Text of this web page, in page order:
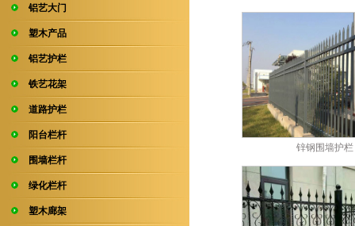
铝艺大门
塑木产品
铝艺护栏
铁艺花架
道路护栏
阳台栏杆
围墙栏杆
绿化栏杆
塑木廊架
锌钢围墙护栏